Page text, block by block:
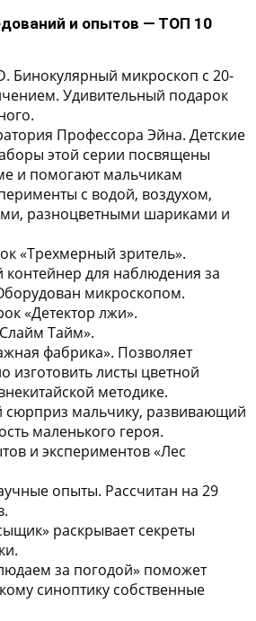
и опытов — ТОП 10
Бинокулярный микроскоп с 20-
Удивительный подарок
Профессора Эйна. Детские
этой серии посвящены
и помогают мальчикам
с водой, воздухом,
разноцветными шариками и
«Трехмерный зритель».
для наблюдения за
микроскопом.
«Детектор лжи».
Тайм».
фабрика». Позволяет
изготовить листы цветной
методике.
сюрприз мальчику, развивающий
маленького героя.
и экспериментов «Лес
опыты. Рассчитан на 29
раскрывает секреты
за погодой» поможет
синоптику собственные